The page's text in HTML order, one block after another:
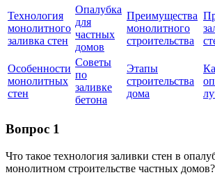
Технология
монолитного
заливка стен
Опалубка
для
частных
домов
Преимущества
монолитного
строительства
Особенности
монолитных
стен
Советы
по
заливке
бетона
Этапы
строительства
дома
Вопрос 1
Что такое технология заливки стен в
монолитном строительстве частных домов?